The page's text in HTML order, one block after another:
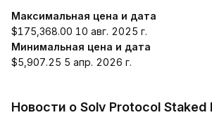
Максимальная цена и дата
$175,368.00 10 авг. 2025 г.
Минимальная цена и дата
$5,907.25 5 апр. 2026 г.
Новости о Solv Protocol Staked